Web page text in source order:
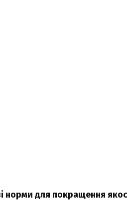
норми для покращення